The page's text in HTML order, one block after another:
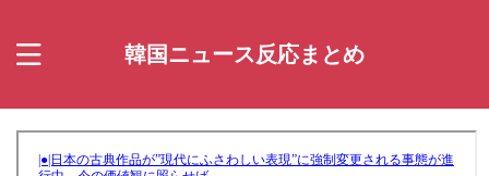
韓国ニュース反応まとめ